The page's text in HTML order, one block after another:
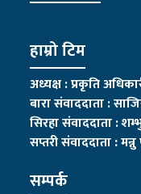
हाम्रो टिम
अध्यक्ष : प्रकृति
बारा संवाददाता :
सिरहा संवाददाता :
सप्तरी संवाददाता:
सम्पर्क